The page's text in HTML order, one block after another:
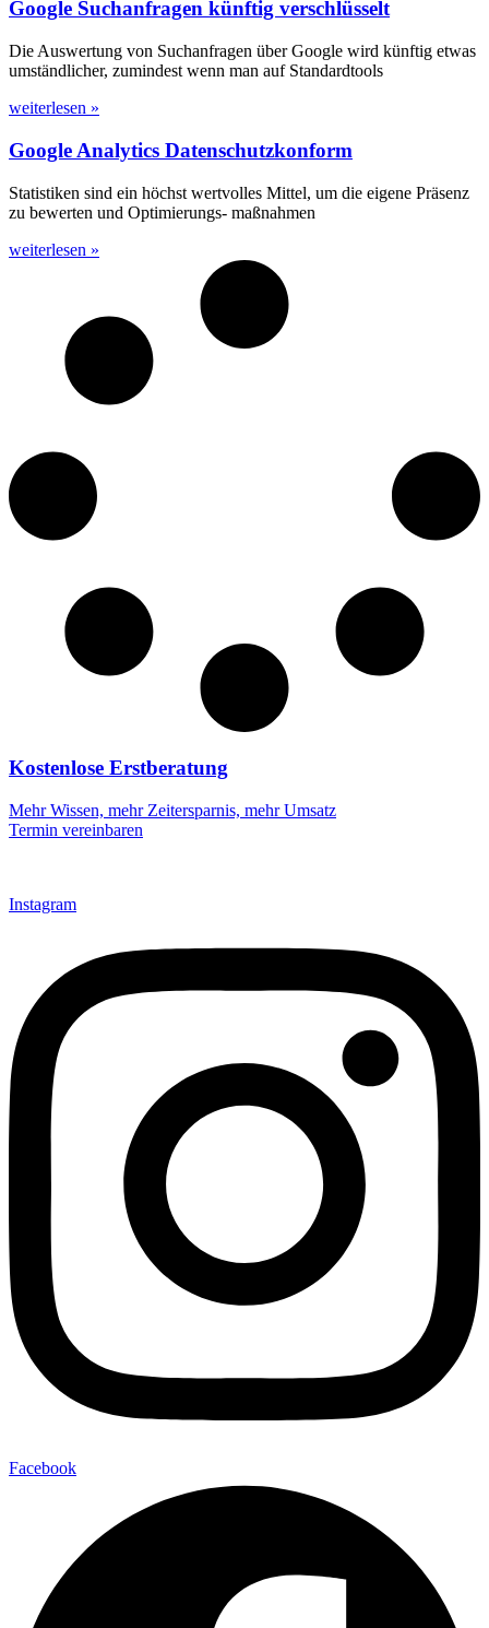
Google Suchanfragen künftig verschlüsselt
Die Auswertung von Suchanfragen über Google wird künftig etwas
umständlicher, zumindest wenn man auf Standardtools
weiterlesen »
Google Analytics Datenschutzkonform
Statistiken sind ein höchst wertvolles Mittel, um die eigene Präsenz
zu bewerten und Optimierungs- maßnahmen
weiterlesen »
Kostenlose Erstberatung
Mehr Wissen, mehr Zeitersparnis, mehr Umsatz
Termin vereinbaren
Instagram
Facebook